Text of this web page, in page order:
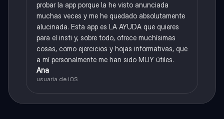
probar la app porque la he visto anunciada
muchas veces y me he quedado absolutamente
alucinada. Esta app es LA AYUDA que quieres
para el insti y, sobre todo, ofrece muchísimas
cosas, como ejercicios y hojas informativas, que
a mí personalmente me han sido MUY útiles.
Ana
usuaria de iOS